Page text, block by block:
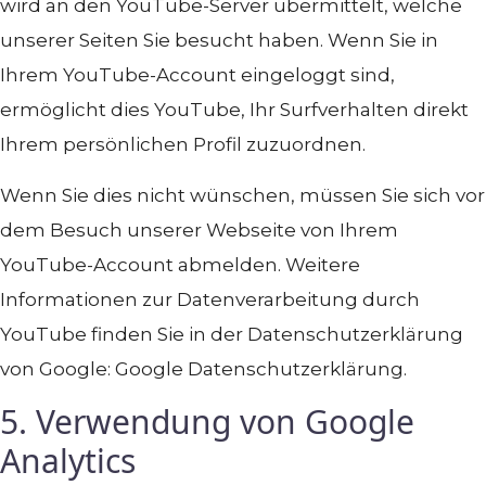
wird an den YouTube-Server übermittelt, welche
unserer Seiten Sie besucht haben. Wenn Sie in
Ihrem YouTube-Account eingeloggt sind,
ermöglicht dies YouTube, Ihr Surfverhalten direkt
Ihrem persönlichen Profil zuzuordnen.
Wenn Sie dies nicht wünschen, müssen Sie sich vor
dem Besuch unserer Webseite von Ihrem
YouTube-Account abmelden. Weitere
Informationen zur Datenverarbeitung durch
YouTube finden Sie in der Datenschutzerklärung
von Google: Google Datenschutzerklärung.
5. Verwendung von Google
Analytics